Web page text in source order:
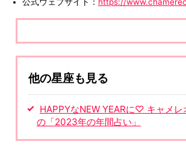
公式ウェブサイト： https://
他の星座も見る
HAPPYなNEW YEARに♡ キャメレ
の「2023年の年間占い」